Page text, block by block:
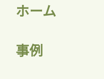
ホーム
事例